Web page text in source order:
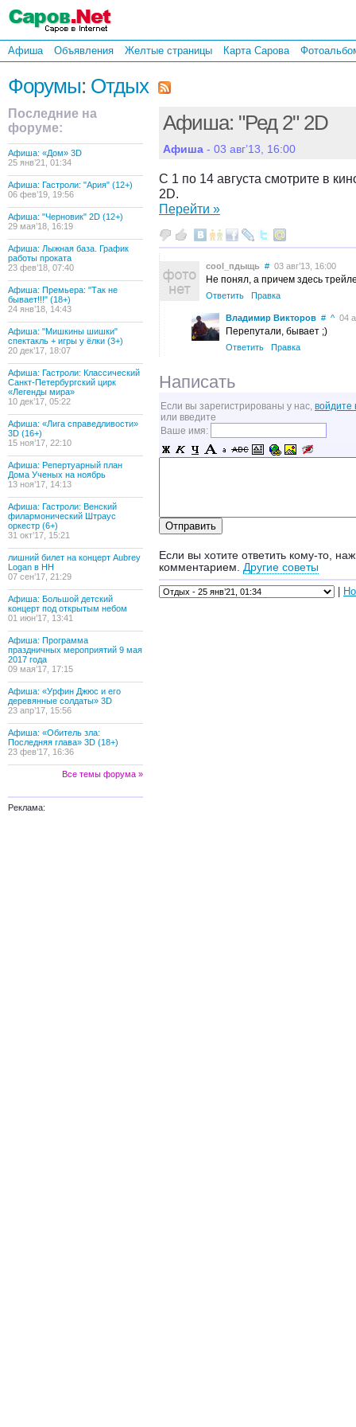
Афиша Объявления Желтые страницы Карта Сарова
Форумы: Отдых
Последние на
форуме:
Афиша: «Дом» 3D
25 янв’21, 01:34
Афиша: Гастроли: "Ария" (12+)
06 фев’19, 19:56
Афиша: "Черновик" 2D (12+)
29 мая’18, 16:19
Афиша: Лыжная база. График
работы проката
23 фев’18, 07:40
Афиша: Премьера: "Так не
бывает!!!" (18+)
24 янв’18, 14:43
Афиша: "Мишкины шишки"
спектакль + игры у ёлки (3+)
20 дек’17, 18:07
Афиша: Гастроли: Классический
Санкт-Петербургский цирк
«Легенды мира»
10 дек’17, 05:22
Афиша: «Лига справедливости»
3D (16+)
15 ноя’17, 22:10
Афиша: Репертуарный план
Дома Ученых на ноябрь
13 ноя’17, 14:13
Афиша: Гастроли: Венский
филармонический Штраус
оркестр (6+)
31 окт’17, 15:21
лишний билет на концерт Aubrey
Logan в НН
07 сен’17, 21:29
Афиша: Большой детский
концерт под открытым небом
01 июн’17, 13:41
Афиша: Программа
праздничных мероприятий 9 мая
2017 года
09 мая’17, 17:15
Афиша: «Урфин Джюс и его
деревянные солдаты» 3D
23 апр’17, 15:56
Афиша: «Обитель зла:
Последняя глава» 3D (18+)
23 фев’17, 16:36
Все темы форума »
Реклама:
Афиша: "Ред 2" 2D
Афиша - 03 авг’13, 16:00
С 1 по 14 августа смотрите в
2D.
Перейти »
cool_пдыщь # 03 авг’13, 16:00
Не понял, а причем здесь
Ответить Правка
Владимир Викторов # ^ 04
Перепутали, бывает ;)
Ответить Правка
Написать
Если вы зарегистрированы у нас, войдите
или введите
Ваше имя:
Если вы хотите ответить кому-то,
комментарием. Другие советы